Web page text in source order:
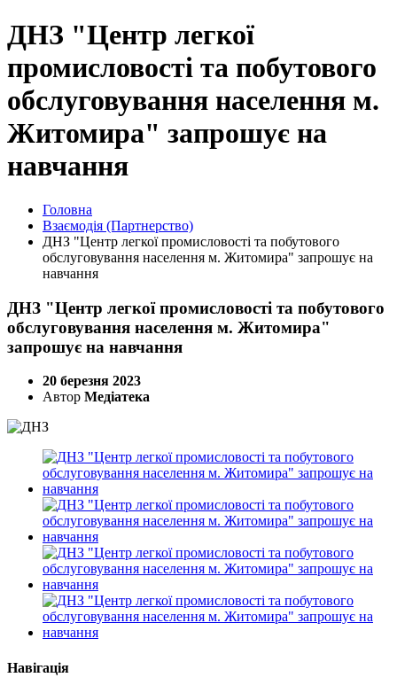
ДНЗ "Центр легкої
промисловості та побутового
обслуговування населення м.
Житомира" запрошує на
навчання
Головна
Взаємодія (Партнерство)
ДНЗ "Центр легкої промисловості та побутового
обслуговування населення м. Житомира" запрошує на
навчання
ДНЗ "Центр легкої промисловості та побутового
обслуговування населення м. Житомира"
запрошує на навчання
20 березня 2023
Автор Медіатека
Навігація